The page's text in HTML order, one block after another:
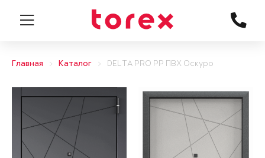
Главная Каталог DELTA PRO PP ПВХ Оскуро